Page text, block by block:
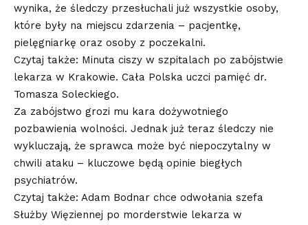
wynika, że śledczy przesłuchali już wszystkie osoby,
które były na miejscu zdarzenia – pacjentkę,
pielęgniarkę oraz osoby z poczekalni.
Czytaj także: Minuta ciszy w szpitalach po zabójstwie
lekarza w Krakowie. Cała Polska uczci pamięć dr.
Tomasza Soleckiego.
Za zabójstwo grozi mu kara dożywotniego
pozbawienia wolności. Jednak już teraz śledczy nie
wykluczają, że sprawca może być niepoczytalny w
chwili ataku – kluczowe będą opinie biegłych
psychiatrów.
Czytaj także: Adam Bodnar chce odwołania szefa
Służby Więziennej po morderstwie lekarza w